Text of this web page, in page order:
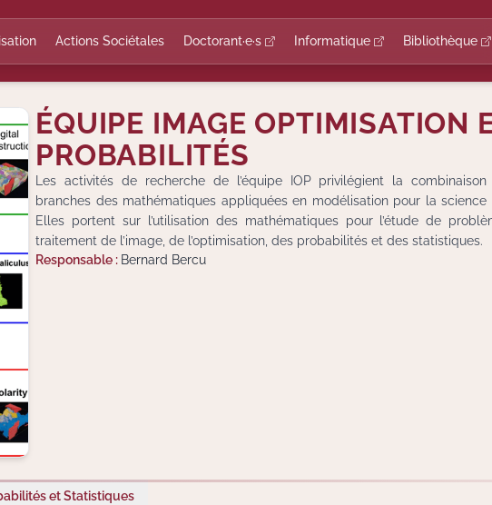
Actions Sociétales Doctorant·e·s Informatique Bibliothèque
ÉQUIPE IMAGE OPTIMISATION
PROBABILITÉS
Les activités de recherche de l’équipe IOP privilégient la
branches des mathématiques appliquées en modélisation pour la science
Elles portent sur l’utilisation des mathématiques pour l’étude de
traitement de l’image, de l’optimisation, des probabilités et des statistiques.
Responsable : Bernard Bercu
et Statistiques